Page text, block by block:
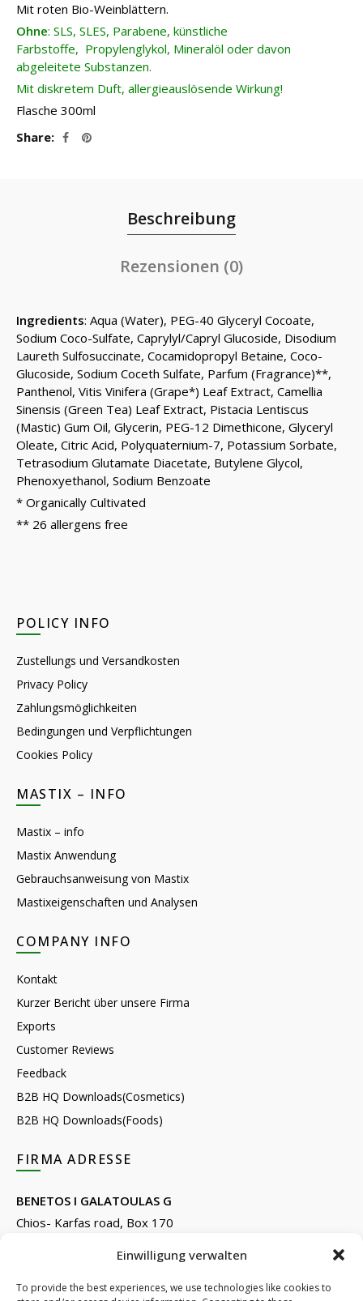
Einwilligung verwalten
To provide the best experiences, we use technologies like cookies to
Mit roten Bio-Weinblättern.
Ohne: SLS, SLES, Parabene, künstliche
Farbstoffe, Propylenglykol, Mineralöl oder davon
abgeleitete Substanzen.
Mit diskretem Duft, allergieauslösende Wirkung!
Flasche 300ml
Share
Beschreibung
Rezensionen (0)
Ingredients: Aqua (Water), PEG-40 Glyceryl Cocoate,
Sodium Coco-Sulfate, Caprylyl/Capryl Glucoside, Disodium
Laureth Sulfosuccinate, Cocamidopropyl Betaine, Coco-
Glucoside, Sodium Coceth Sulfate, Parfum (Fragrance)**,
Panthenol, Vitis Vinifera (Grape*) Leaf Extract, Camellia
Sinensis (Green Tea) Leaf Extract, Pistacia Lentiscus
(Mastic) Gum Oil, Glycerin, PEG-12 Dimethicone, Glyceryl
Oleate, Citric Acid, Polyquaternium-7, Potassium Sorbate,
Tetrasodium Glutamate Diacetate, Butylene Glycol,
Phenoxyethanol, Sodium Benzoate
* Organically Cultivated
** 26 allergens free
POLICY INFO
Zustellungs und Versandkosten
Privacy Policy
Zahlungsmöglichkeiten
Bedingungen und Verpflichtungen
Cookies Policy
MASTIX – INFO
Mastix – info
Mastix Anwendung
Gebrauchsanweisung von Mastix
Mastixeigenschaften und Analysen
COMPANY INFO
Kontakt
Kurzer Bericht über unsere Firma
Exports
Customer Reviews
Feedback
B2B HQ Downloads(Cosmetics)
B2B HQ Downloads(Foods)
FIRMA ADRESSE
BENETOS I GALATOULAS G
Chios- Karfas road, Box 170
Phone: +30 22710 22666
Email:info@e-anemos.gr